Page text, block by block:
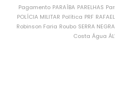
Pagamento PARAÍBA PARELHAS
POLÍCIA MILITAR Política PRF
Robinson Faria Roubo SERRA
Costa Água